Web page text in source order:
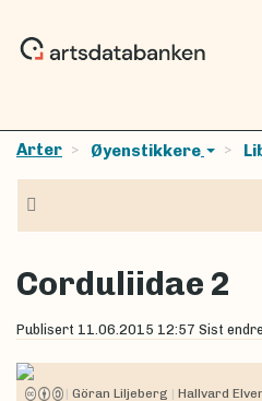
Arter Øyenstikkere
Corduliidae 2
Publisert 11.06.2015 12:57 Sist
| Göran Liljeberg | Hallvard